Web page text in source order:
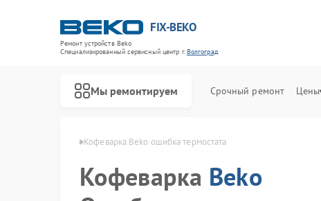
FIX-BEKO
Ремонт устройств Beko
Специализированный cервисный центр г.Волгоград
Мы ремонтируем Срочный ремонт Цены
Beko в Волгограде Кофеварка Beko ошибка термостата
Кофеварка Beko